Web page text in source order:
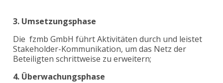
3. Umsetzungsphase
Die fzmb GmbH führt Aktivitäten durch und leistet
Stakeholder-Kommunikation, um das Netz der
Beteiligten schrittweise zu erweitern;
4. Überwachungsphase